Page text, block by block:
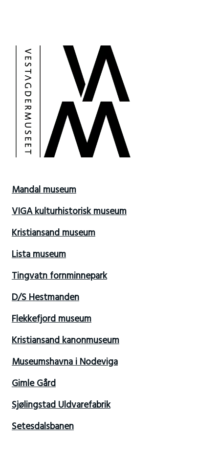
Mandal museum
VIGA kulturhistorisk museum
Kristiansand museum
Lista museum
Tingvatn fornminnepark
D/S Hestmanden
Flekkefjord museum
Kristiansand kanonmuseum
Museumshavna i Nodeviga
Gimle Gård
Sjølingstad Uldvarefabrik
Setesdalsbanen